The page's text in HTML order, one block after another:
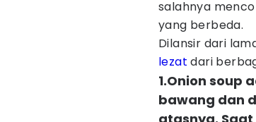
salahnya
yang berbeda.
Dilansir dari
lezat dari
1.Onion soup
bawang dan